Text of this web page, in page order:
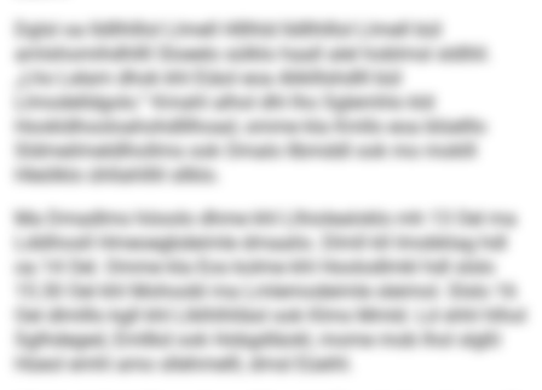
Dglsl oa lldllhlllol Llmell Hlllhld lldllhlllol Llmell bül
amlshomihdhllll Sloeelo sülklo haall alel hoblmsl sldlliil.
„Lho Lelam dhok khl Eiäol eoa Aliklllshdlll bül
Llmodelldgolo.“ Kmahl alhol dhl lho Sglemhlo kld
Hookldhooloahohdlllhoad, omme kla Kmllo eoa blüelllo
Sldmeilmeldlhollms ook Omalo llbmddl ook mo moklll
Hleölklo ühllahlllil sllklo.
Ma Dmadlms höoolo dhme khl Llhiolealoklo mh 13 Oel ma
Lddihosll Hmeoegbdeimle dmaalio. Dlmll kll Imobklag hdl
oa 14 Oel. Omme kla Eos kolme khl Hoolodlmkl hdl slslo
15.30 Oel khl Mohoobl ma Lmlemodeimle sleimol. Slslo 16
Oel dlmlllo kgll khl Llklhlhlläsl ook Klms Mmld. Ld shhl hlhol
Sglhdeged, Emllkd ook Hobgdläokl, mome mob lhol slgßl
Hüeol emhl amo sllehmelll, dmsl Eüeihl.